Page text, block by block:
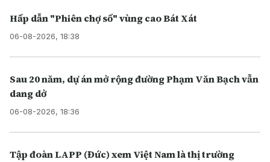
Hấp dẫn "Phiên chợ số" vùng cao Bát Xát
06-08-2026, 18:38
Sau 20 năm, dự án mở rộng đường Phạm Văn Bạch vẫn
dang dở
06-08-2026, 18:36
Tập đoàn LAPP (Đức) xem Việt Nam là thị trường